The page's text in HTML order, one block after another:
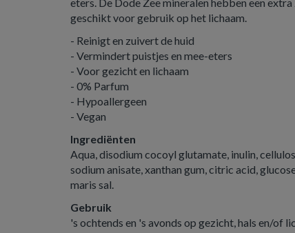
geschikt voor gebruik op het lichaam.
- Reinigt en zuivert de huid
- Vermindert puistjes en mee-eters
- Voor gezicht en lichaam
- 0% Parfum
- Hypoallergeen
- Vegan
Ingrediënten
Aqua, disodium cocoyl glutamate, inulin,
sodium anisate, xanthan gum, citric acid,
maris sal.
Gebruik
's ochtends en 's avonds op gezicht, hals en/of